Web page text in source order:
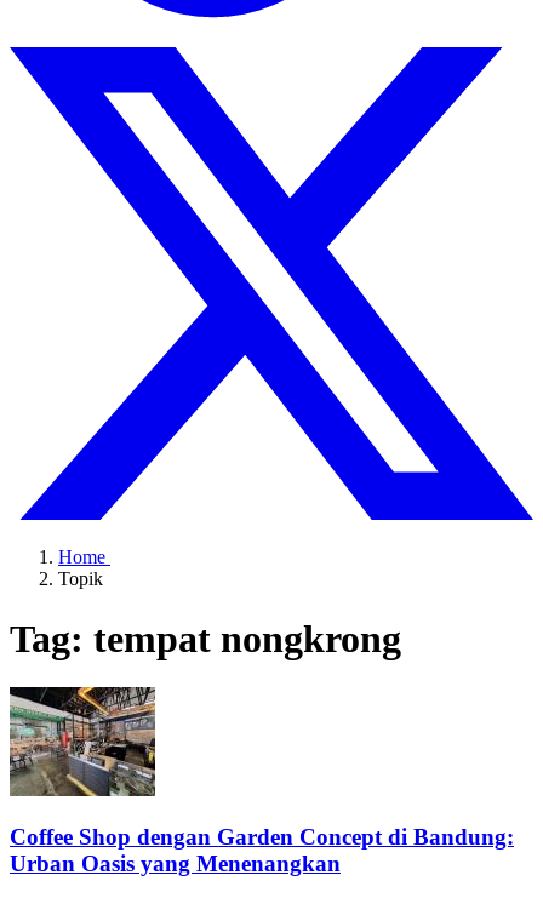
Home
Topik
Tag: tempat nongkrong
Coffee Shop dengan Garden Concept di Bandung:
Urban Oasis yang Menenangkan